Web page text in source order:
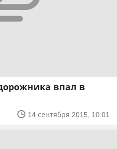
впал в
14 сентября 2015, 10:01